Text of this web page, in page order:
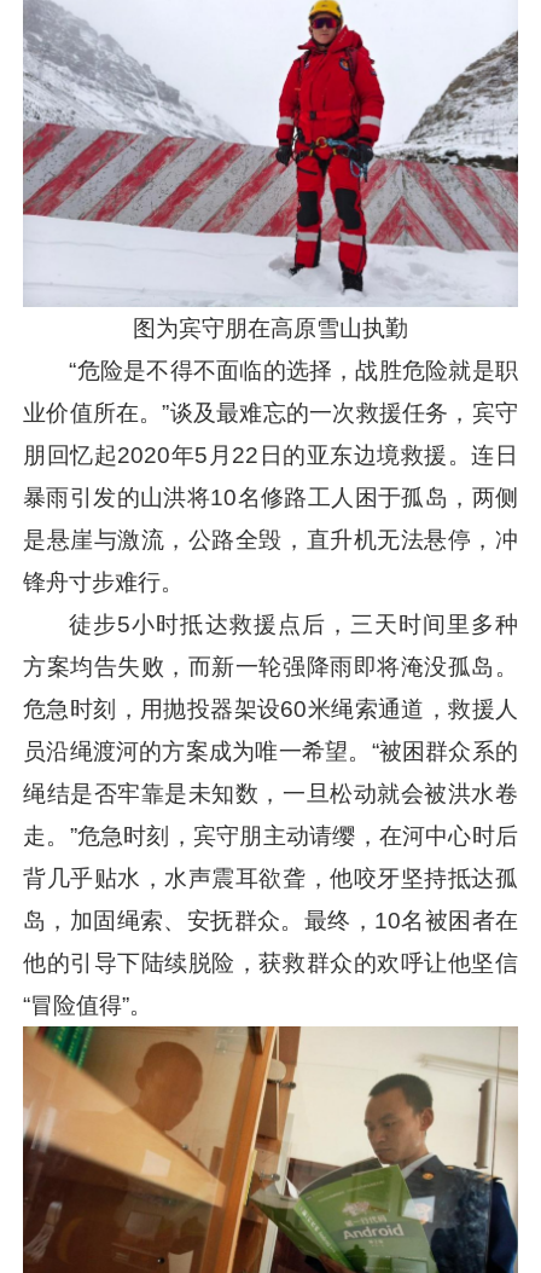
图为宾守朋在高原雪山执勤
“危险是不得不面临的选择，战胜危险就是职
业价值所在。”谈及最难忘的一次救援任务，宾守
朋回忆起2020年5月22日的亚东边境救援。连日
暴雨引发的山洪将10名修路工人困于孤岛，两侧
是悬崖与激流，公路全毁，直升机无法悬停，冲
锋舟寸步难行。
徒步5小时抵达救援点后，三天时间里多种
方案均告失败，而新一轮强降雨即将淹没孤岛。
危急时刻，用抛投器架设60米绳索通道，救援人
员沿绳渡河的方案成为唯一希望。“被困群众系的
绳结是否牢靠是未知数，一旦松动就会被洪水卷
走。”危急时刻，宾守朋主动请缨，在河中心时后
背几乎贴水，水声震耳欲聋，他咬牙坚持抵达孤
岛，加固绳索、安抚群众。最终，10名被困者在
他的引导下陆续脱险，获救群众的欢呼让他坚信
“冒险值得”。